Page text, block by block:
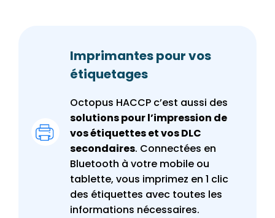
Imprimantes pour vos
étiquetages
Octopus HACCP c’est aussi des
solutions pour l’impression de
vos étiquettes et vos DLC
secondaires. Connectées en
Bluetooth à votre mobile ou
tablette, vous imprimez en 1 clic
des étiquettes avec toutes les
informations nécessaires.